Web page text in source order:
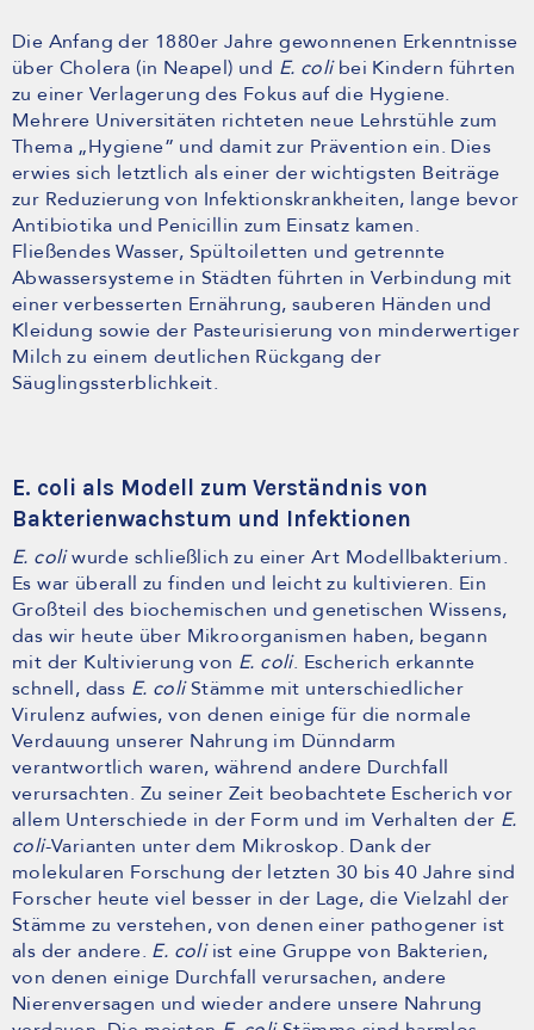
Die Anfang der 1880er Jahre gewonnenen Erkenntnisse
über Cholera (in Neapel) und E. colibei Kindern führten
zu einer Verlagerung des Fokus auf die Hygiene.
Mehrere Universitäten richteten neue Lehrstühle zum
Thema „Hygiene” und damit zur Prävention ein. Dies
erwies sich letztlich als einer der wichtigsten Beiträge
zur Reduzierung von Infektionskrankheiten, lange bevor
Antibiotika und Penicillin zum Einsatz kamen.
Fließendes Wasser, Spültoiletten und getrennte
Abwassersysteme in Städten führten in Verbindung mit
einer verbesserten Ernährung, sauberen Händen und
Kleidung sowie der Pasteurisierung von minderwertiger
Milch zu einem deutlichen Rückgang der
Säuglingssterblichkeit.
E. coli als Modell zum Verständnis von
Bakterienwachstum und Infektionen
E. coliwurde schließlich zu einer Art Modellbakterium.
Es war überall zu finden und leicht zu kultivieren. Ein
Großteil des biochemischen und genetischen Wissens,
das wir heute über Mikroorganismen haben, begann
mit der Kultivierung von E. coli. Escherich erkannte
schnell, dass E. coliStämme mit unterschiedlicher
Virulenz aufwies, von denen einige für die normale
Verdauung unserer Nahrung im Dünndarm
verantwortlich waren, während andere Durchfall
verursachten. Zu seiner Zeit beobachtete Escherich vor
allem Unterschiede in der Form und im Verhalten der E.
coli-Varianten unter dem Mikroskop. Dank der
molekularen Forschung der letzten 30 bis 40 Jahre sind
Forscher heute viel besser in der Lage, die Vielzahl der
Stämme zu verstehen, von denen einer pathogener ist
als der andere. E. coliist eine Gruppe von Bakterien,
von denen einige Durchfall verursachen, andere
Nierenversagen und wieder andere unsere Nahrung